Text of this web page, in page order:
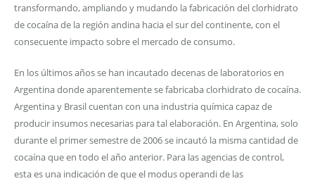
transformando, ampliando y mudando la fabricación del clorhidrato
de cocaína de la región andina hacia el sur del continente, con el
consecuente impacto sobre el mercado de consumo.
En los últimos años se han incautado decenas de laboratorios en
Argentina donde aparentemente se fabricaba clorhidrato de cocaína.
Argentina y Brasil cuentan con una industria química capaz de
producir insumos necesarias para tal elaboración. En Argentina, solo
durante el primer semestre de 2006 se incautó la misma cantidad de
cocaína que en todo el año anterior. Para las agencias de control,
esta es una indicación de que el modus operandi de las